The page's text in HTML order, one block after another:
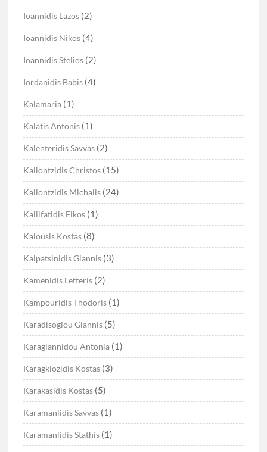
Ioannidis Lazos (2)
Ioannidis Nikos (4)
Ioannidis Stelios (2)
Iordanidis Babis (4)
Kalamaria (1)
Kalatis Antonis (1)
Kalenteridis Savvas (2)
Kaliontzidis Christos (15)
Kaliontzidis Michalis (24)
Kallifatidis Fikos (1)
Kalousis Kostas (8)
Kalpatsinidis Giannis (3)
Kamenidis Lefteris (2)
Kampouridis Thodoris (1)
Karadisoglou Giannis (5)
Karagiannidou Antonia (1)
Karagkiozidis Kostas (3)
Karakasidis Kostas (5)
Karamanlidis Savvas (1)
Karamanlidis Stathis (1)